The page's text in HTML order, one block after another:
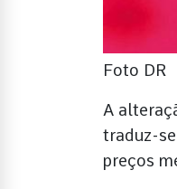
Foto DR
A
traduz-
preços